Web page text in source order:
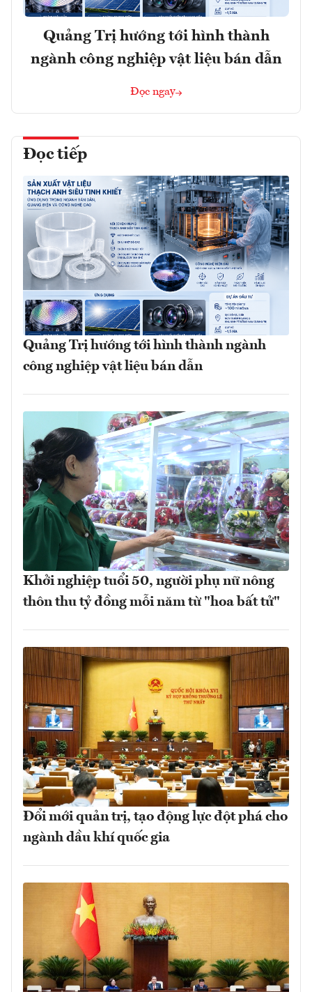
Quảng Trị hướng tới hình thành
ngành công nghiệp vật liệu bán dẫn
Đọc ngay
Đọc tiếp
Quảng Trị hướng tới hình thành ngành
công nghiệp vật liệu bán dẫn
Khởi nghiệp tuổi 50, người phụ nữ nông
thôn thu tỷ đồng mỗi năm từ "hoa bất tử"
Đổi mới quản trị, tạo động lực đột phá cho
ngành dầu khí quốc gia